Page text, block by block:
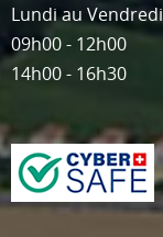
Lundi au Vendredi
09h00 - 12h00
14h00 - 16h30